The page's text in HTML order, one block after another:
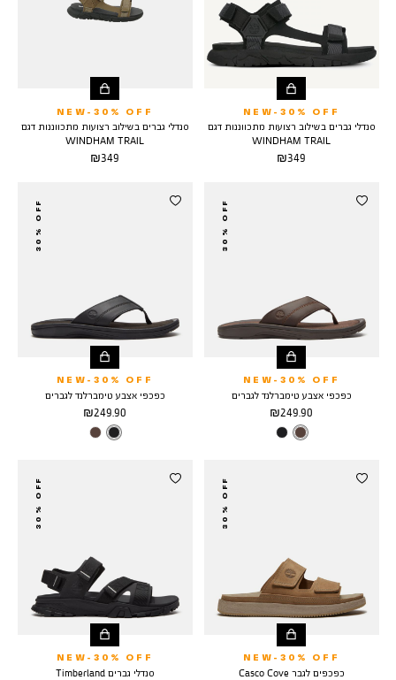
NEW-30% OFF
סנדלי גברים בשילוב רצועות מתכווננות דגם
WINDHAM TRAIL
מחיר
349 ₪
NEW-30% OFF
סנדלי גברים בשילוב רצועות מתכווננות דגם
WINDHAM TRAIL
מחיר
349 ₪
30% OFF
NEW-30% OFF
כפכפי אצבע טימברלנד לגברים
מחיר
מוצר
249.90 ₪
צבע
DARK
30% OFF
NEW-30% OFF
כפכפי אצבע טימברלנד לגברים
מחיר
מוצר
249.90 ₪
צבע
BLACK
30% OFF
NEW-30% OFF
כפכפים לגבר Casco Cove
30% OFF
NEW-30% OFF
סנדלי גברים Timberland